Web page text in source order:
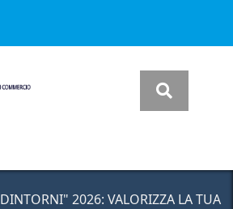
2026: VALORIZZA LA TUA